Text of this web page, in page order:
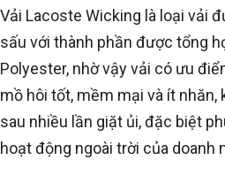
Vải Lacoste Wicking là loại vải
sấu với thành phần được tổng
Polyester, nhờ vậy vải có ưu
mồ hôi tốt, mềm mại và ít nhăn,
sau nhiều lần giặt ủi, đặc biệt
hoạt động ngoài trời của doanh